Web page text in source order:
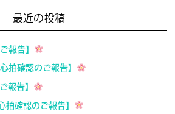
最近の投稿
報告】
拍確認のご報告】
報告】
拍確認のご報告】